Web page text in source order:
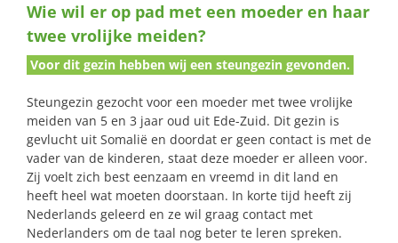
naar:
Wie wil er op pad met een moeder en haar
twee vrolijke meiden?
Voor dit gezin hebben wij een steungezin gevonden.
Steungezin gezocht voor een moeder met twee vrolijke
meiden van 5 en 3 jaar oud uit Ede-Zuid. Dit gezin is
gevlucht uit Somalië en doordat er geen contact is met de
vader van de kinderen, staat deze moeder er alleen voor.
Zij voelt zich best eenzaam en vreemd in dit land en
heeft heel wat moeten doorstaan. In korte tijd heeft zij
Nederlands geleerd en ze wil graag contact met
Nederlanders om de taal nog beter te leren spreken.